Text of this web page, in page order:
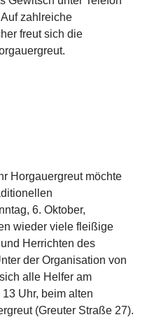
zahlreiche
freut sich die
Horgauergreut möchte
6. Oktober,
wieder viele fleißige
Herrichten des
der Organisation von
alle Helfer am
Uhr, beim alten
(Greuter Straße 27).